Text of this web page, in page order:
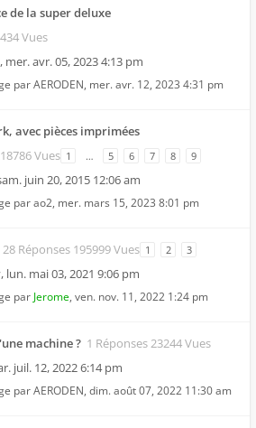
de la super deluxe
Vues
, mer. avr. 05, 2023 4:13 pm
parAERODEN, mer. avr. 12, 2023 4:31 pm
avec pièces imprimées
Vues 1 … 5 6 7 8 9
juin 20, 2015 12:06 am
parao2, mer. mars 15, 2023 8:01 pm
28 Réponses 195999 Vues 1 2 3
, lun. mai 03, 2021 9:06 pm
par Jerome, ven. nov. 11, 2022 1:24 pm
machine ? 1 Réponses 23244 Vues
juil. 12, 2022 6:14 pm
parAERODEN, dim. août 07, 2022 11:30 am